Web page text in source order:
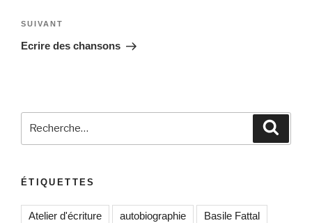
Article
suivant
SUIVANT
Ecrire des chansons
ÉTIQUETTES
Atelier d'écriture autobiographie Basile Fattal